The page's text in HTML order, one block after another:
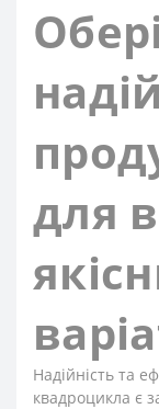
для
Надійність та
квадроцикла є